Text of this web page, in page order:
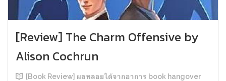
[Review] The Charm Offensive by
Alison Cochrun
[Book Review] ผลพลอยได้จากอาการ book hangover